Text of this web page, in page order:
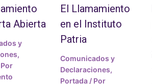
Abierta
y
,
El Llamamiento
en el Instituto
Patria
Comunicados y
Declaraciones,
Portada/ Por